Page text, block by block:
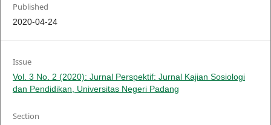
Published
2020-04-24
Issue
Vol. 3 No. 2 (2020): Jurnal Perspektif: Jurnal Kajian Sosiologi
dan Pendidikan, Universitas Negeri Padang
Section